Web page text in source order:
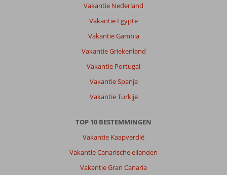
Vakantie Nederland
Vakantie Egypte
Vakantie Gambia
Vakantie Griekenland
Vakantie Portugal
Vakantie Spanje
Vakantie Turkije
TOP 10 BESTEMMINGEN
Vakantie Kaapverdië
Vakantie Canarische eilanden
Vakantie Gran Canaria